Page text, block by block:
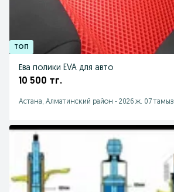
Ева полики EVA для авто
10 500 тг.
Астана, Алматинский район - 2026 ж. 07 тамыз